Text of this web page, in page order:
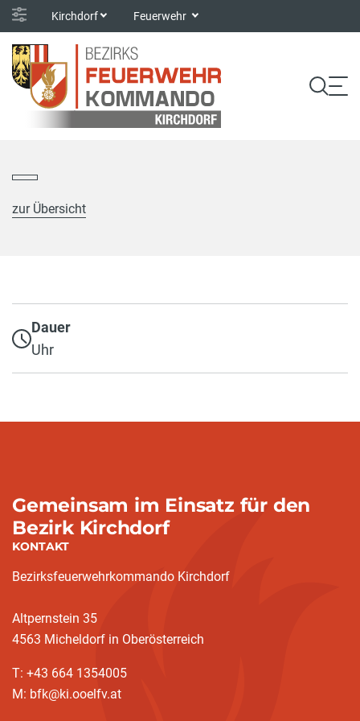
Kirchdorf Feuerwehr
zur Übersicht
Dauer
Uhr
Gemeinsam im Einsatz für den
Bezirk Kirchdorf
KONTAKT
Bezirksfeuerwehrkommando Kirchdorf
Altpernstein 35
4563 Micheldorf in Oberösterreich
T: +43 664 1354005
M: bfk@ki.ooelfv.at